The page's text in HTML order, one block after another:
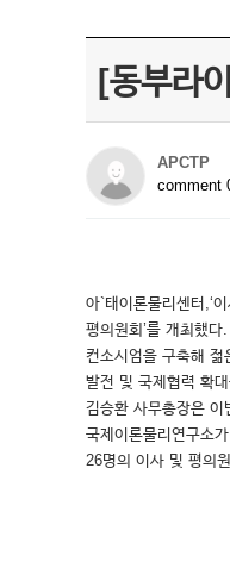
[동부라
APCTP
comment
아`태이론물리센터,‘
평의원회’를 개최했
컨소시엄을 구축해 젊
발전 및 국제협력 확
김승환 사무총장은
국제이론물리연구소
26명의 이사 및 평의